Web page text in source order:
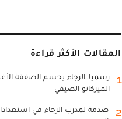
المقالات الأكثر قراءة
1
رسميا..الرجاء يحسم الصفقة
الميركاتو الصيفي
2
صدمة لمدرب الرجاء في